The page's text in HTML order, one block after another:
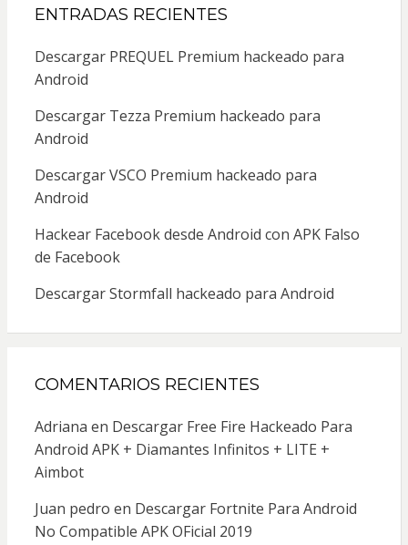
ENTRADAS RECIENTES
Descargar PREQUEL Premium hackeado para
Android
Descargar Tezza Premium hackeado para
Android
Descargar VSCO Premium hackeado para
Android
Hackear Facebook desde Android con APK Falso
de Facebook
Descargar Stormfall hackeado para Android
COMENTARIOS RECIENTES
Adriana en Descargar Free Fire Hackeado Para
Android APK + Diamantes Infinitos + LITE +
Aimbot
Juan pedro en Descargar Fortnite Para Android
No Compatible APK OFicial 2019